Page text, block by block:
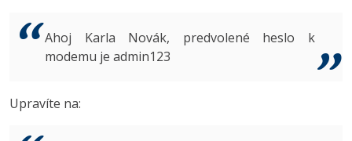
SQL
Fórum
Fotografovanie -80%
Ahoj Karla Novák, predvolené heslo k
modemu je admin123
Upravíte na: